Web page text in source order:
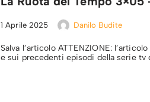
1 Aprile 2025 Danilo Budite
Salva l’articolo ATTENZIONE:
e sui precedenti episodi della serie tv